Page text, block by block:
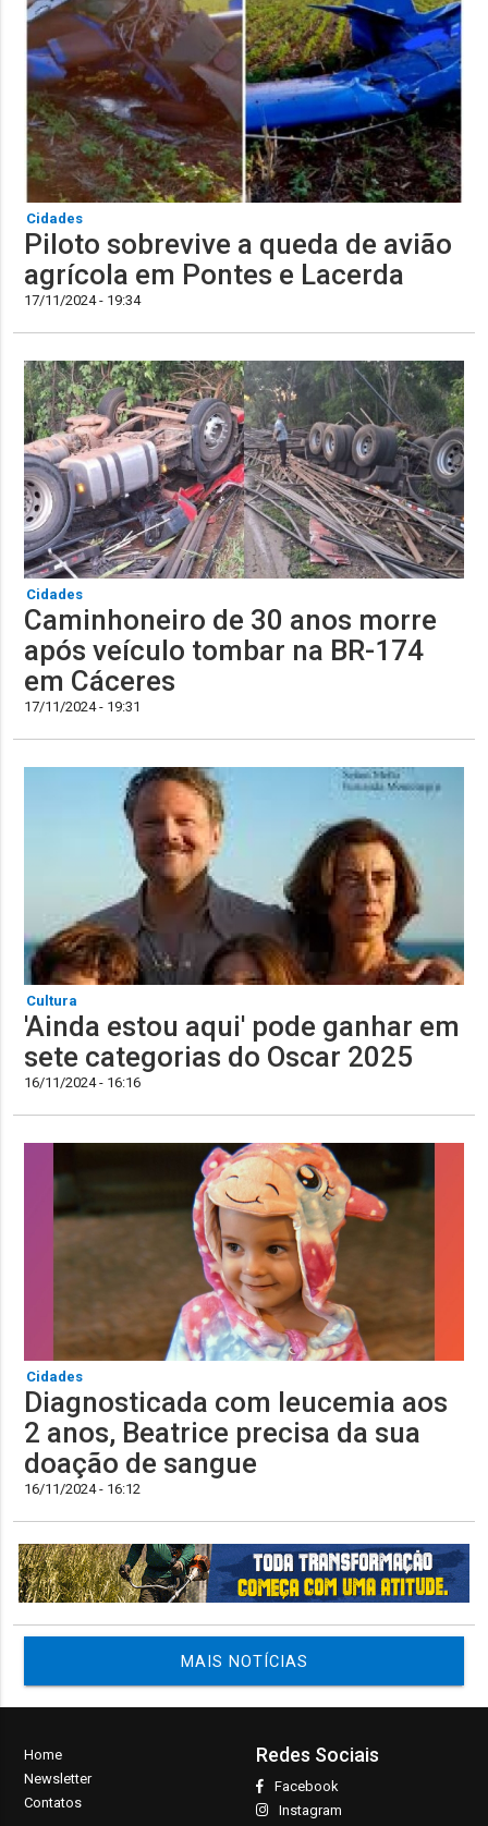
Cidades
Piloto sobrevive a queda de avião
agrícola em Pontes e Lacerda
17/11/2024 - 19:34
Cidades
Caminhoneiro de 30 anos morre
após veículo tombar na BR-174
em Cáceres
17/11/2024 - 19:31
Cultura
'Ainda estou aqui' pode ganhar em
sete categorias do Oscar 2025
16/11/2024 - 16:16
Cidades
Diagnosticada com leucemia aos
2 anos, Beatrice precisa da sua
doação de sangue
16/11/2024 - 16:12
MAIS NOTÍCIAS
Home
Newsletter
Contatos
Redes Sociais
Facebook
Instagram